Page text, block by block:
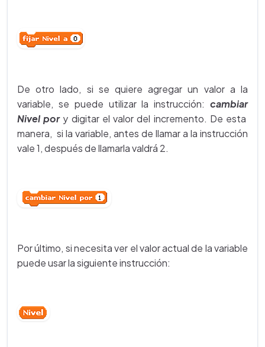
De otro lado, si se quiere agregar un valor a la
variable, se puede utilizar la instrucción: cambiar
Nivel pory digitar el valor del incremento. De esta
manera, si la variable, antes de llamar a la instrucción
vale 1, después de llamarla valdrá 2.
Por último, si necesita ver el valor actual de la variable
puede usar la siguiente instrucción: